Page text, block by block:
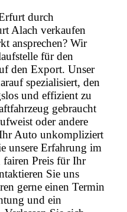
durch
Alach verkaufen
ansprechen? Wir
für den
den Export. Unser
spezialisiert, den
und effizient zu
gebraucht
oder andere
Auto unkompliziert
unsere Erfahrung im
fairen Preis für Ihr
Sie uns
gerne einen Termin
und ein